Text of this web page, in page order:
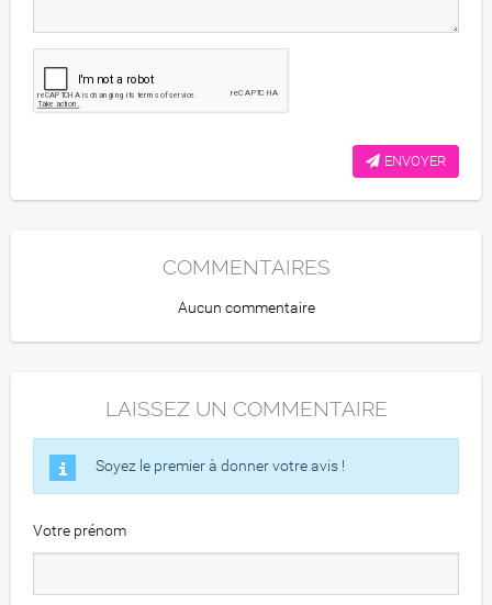
ENVOYER
COMMENTAIRES
Aucun commentaire
LAISSEZ UN COMMENTAIRE
Soyez le premier à donner votre avis !
Votre prénom